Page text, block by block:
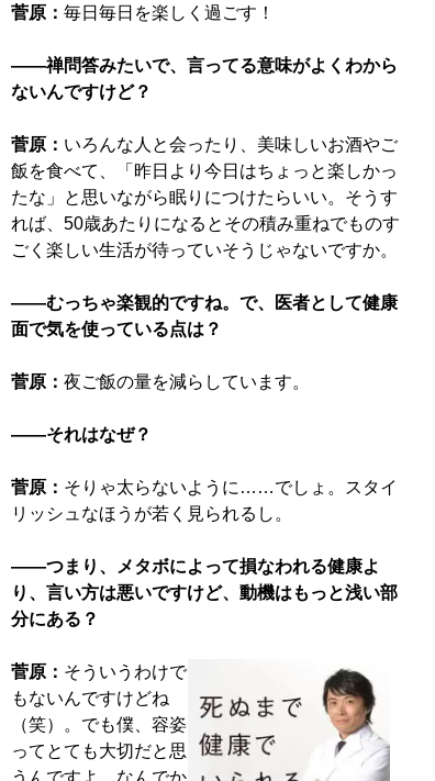
菅原： 毎日毎日を楽しく過ごす！
――禅問答みたいで、言ってる意味がよくわから
ないんですけど？
菅原： いろんな人と会ったり、美味しいお酒やご
飯を食べて、「昨日より今日はちょっと楽しかっ
たな」と思いながら眠りにつけたらいい。そうす
れば、50歳あたりになるとその積み重ねでものす
ごく楽しい生活が待っていそうじゃないですか。
――むっちゃ楽観的ですね。で、医者として健康
面で気を使っている点は？
菅原： 夜ご飯の量を減らしています。
――それはなぜ？
菅原： そりゃ太らないように……でしょ。スタイ
リッシュなほうが若く見られるし。
――つまり、メタボによって損なわれる健康よ
り、言い方は悪いですけど、動機はもっと浅い部
分にある？
菅原： そういうわけで
もないんですけどね
（笑）。でも僕、容姿
ってとても大切だと思
うんですよ。なんでか